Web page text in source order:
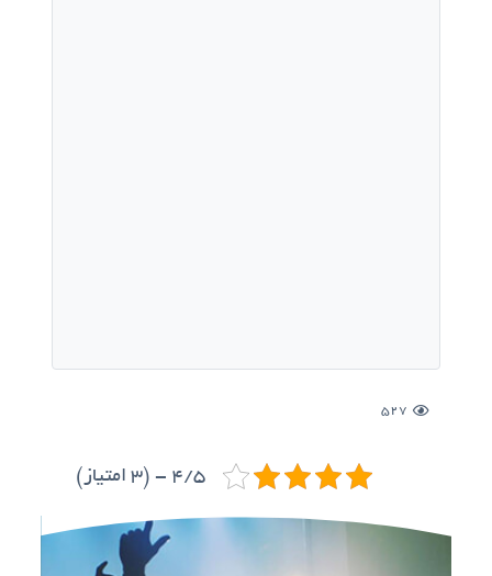
527
4/5 - (3 امتیاز)